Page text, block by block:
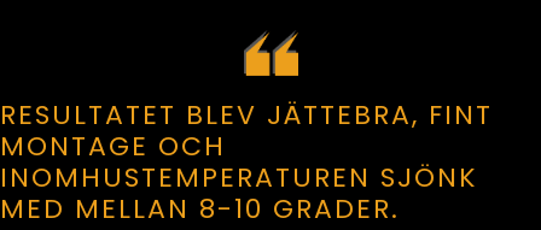
RESULTATET BLEV JÄTTEBRA, FINT
MONTAGE OCH
INOMHUSTEMPERATUREN SJÖNK
MED MELLAN 8-10 GRADER.